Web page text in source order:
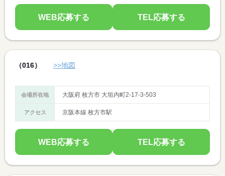
WEB応募する TEL応募する
（016） >>地図
会場所在地 大阪府 枚方市 大垣内町2-17-3-503
アクセス 京阪本線 枚方市駅
WEB応募する TEL応募する